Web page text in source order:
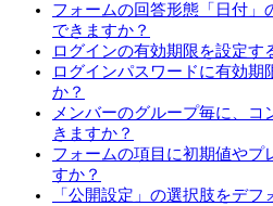
フォームの回答形態「日付」
できますか？
ログインの有効期限を設定す
ログインパスワードに有効期
か？
メンバーのグループ毎に、
きますか？
フォームの項目に初期値やプ
すか？
「公開設定」の選択肢をデ